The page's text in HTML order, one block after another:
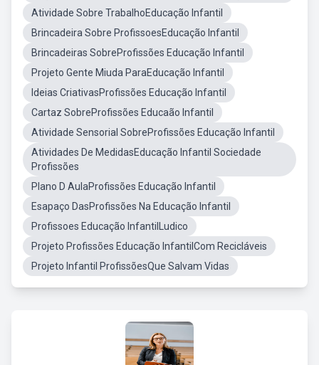
Atividade Sobre TrabalhoEducação Infantil
Brincadeira Sobre ProfissoesEducação Infantil
Brincadeiras SobreProfissões Educação Infantil
Projeto Gente Miuda ParaEducação Infantil
Ideias CriativasProfissões Educação Infantil
Cartaz SobreProfissões Educaão Infantil
Atividade Sensorial SobreProfissões Educação Infantil
Atividades De MedidasEducação Infantil Sociedade
Profissões
Plano D AulaProfissões Educação Infantil
Esapaço DasProfissões Na Educação Infantil
Profissoes Educação InfantilLudico
Projeto Profissões Educação InfantilCom Recicláveis
Projeto Infantil ProfissõesQue Salvam Vidas